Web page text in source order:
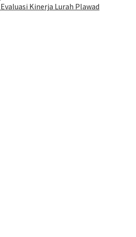
Evaluasi Kinerja Lurah Plawad